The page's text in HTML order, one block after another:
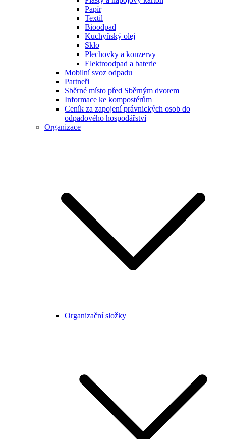
Papír
Textil
Bioodpad
Kuchyňský olej
Sklo
Plechovky a konzervy
Elektroodpad a baterie
Mobilní svoz odpadu
Partneři
Sběrné místo před Sběrným dvorem
Informace ke kompostérům
Ceník za zapojení právnických osob do
odpadového hospodářství
Organizace
Organizační složky